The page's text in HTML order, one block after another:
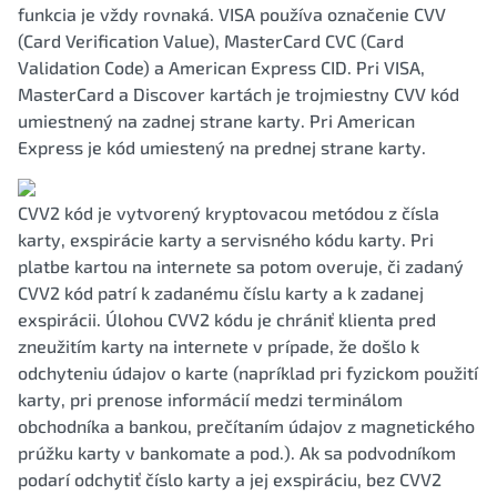
funkcia je vždy rovnaká. VISA používa označenie CVV
(Card Verification Value), MasterCard CVC (Card
Validation Code) a American Express CID. Pri VISA,
MasterCard a Discover kartách je trojmiestny CVV kód
umiestnený na zadnej strane karty. Pri American
Express je kód umiestený na prednej strane karty.
CVV2 kód je vytvorený kryptovacou metódou z čísla
karty, exspirácie karty a servisného kódu karty. Pri
platbe kartou na internete sa potom overuje, či zadaný
CVV2 kód patrí k zadanému číslu karty a k zadanej
exspirácii. Úlohou CVV2 kódu je chrániť klienta pred
zneužitím karty na internete v prípade, že došlo k
odchyteniu údajov o karte (napríklad pri fyzickom použití
karty, pri prenose informácií medzi terminálom
obchodníka a bankou, prečítaním údajov z magnetického
prúžku karty v bankomate a pod.). Ak sa podvodníkom
podarí odchytiť číslo karty a jej exspiráciu, bez CVV2